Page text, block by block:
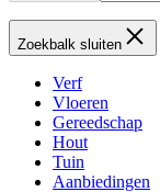
Zoekbalk sluiten
Verf
Vloeren
Gereedschap
Hout
Tuin
Aanbiedingen